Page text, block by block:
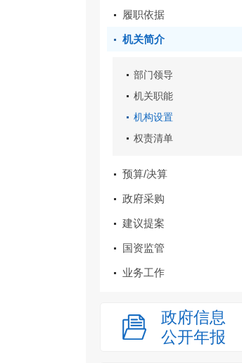
履职依据
机关简介
部门领导
机关职能
机构设置
权责清单
预算/决算
政府采购
建议提案
国资监管
业务工作
政府信息
公开年报